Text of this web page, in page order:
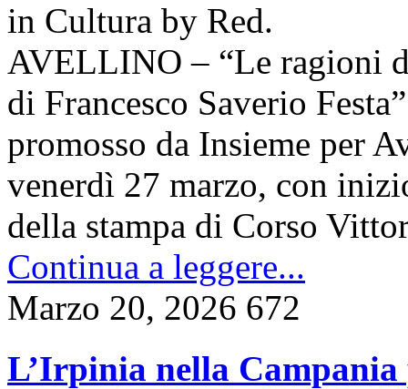
in Cultura by Red.
AVELLINO – “Le ragioni
di Francesco Saverio
promosso da Insieme per
venerdì 27 marzo, con
della stampa di Corso
Continua a leggere...
Marzo 20, 2026 672
L’Irpinia nella